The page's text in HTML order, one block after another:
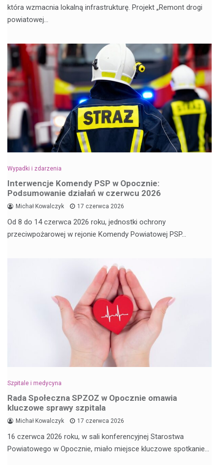
która wzmacnia lokalną infrastrukturę. Projekt „Remont drogi
powiatowej…
Wypadki i zdarzenia
Interwencje Komendy PSP w Opocznie:
Podsumowanie działań w czerwcu 2026
Michał Kowalczyk 17 czerwca 2026
Od 8 do 14 czerwca 2026 roku, jednostki ochrony
przeciwpożarowej w rejonie Komendy Powiatowej PSP…
Szpitale i medycyna
Rada Społeczna SPZOZ w Opocznie omawia
kluczowe sprawy szpitala
Michał Kowalczyk 17 czerwca 2026
16 czerwca 2026 roku, w sali konferencyjnej Starostwa
Powiatowego w Opocznie, miało miejsce kluczowe spotkanie…